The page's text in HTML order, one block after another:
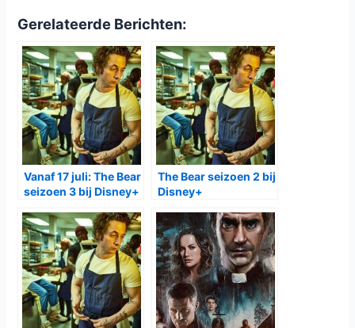
Gerelateerde Berichten:
Vanaf 17 juli: The Bear
seizoen 3 bij Disney+
The Bear seizoen 2 bij
Disney+